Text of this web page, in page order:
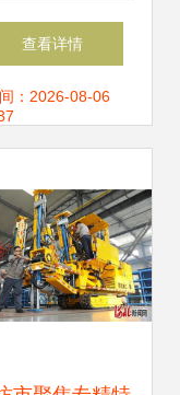
设备厂——强
璃设备与数控
查看详情
：2026-08-06